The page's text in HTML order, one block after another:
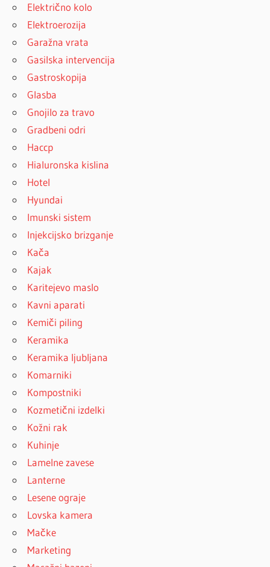
Električno kolo
Elektroerozija
Garažna vrata
Gasilska intervencija
Gastroskopija
Glasba
Gnojilo za travo
Gradbeni odri
Haccp
Hialuronska kislina
Hotel
Hyundai
Imunski sistem
Injekcijsko brizganje
Kača
Kajak
Karitejevo maslo
Kavni aparati
Kemiči piling
Keramika
Keramika ljubljana
Komarniki
Kompostniki
Kozmetični izdelki
Kožni rak
Kuhinje
Lamelne zavese
Lanterne
Lesene ograje
Lovska kamera
Mačke
Marketing